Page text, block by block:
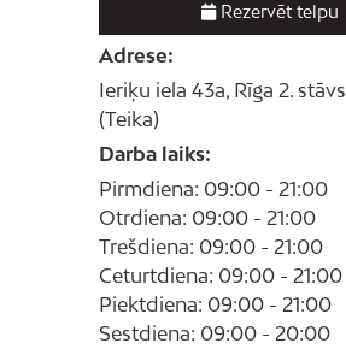
Rezervēt telpu
Adrese:
Ieriķu iela 43a, Rīga2. stāvs
(Teika)
Darba laiks:
Pirmdiena: 09:00 - 21:00
Otrdiena: 09:00 - 21:00
Trešdiena: 09:00 - 21:00
Ceturtdiena: 09:00 - 21:00
Piektdiena: 09:00 - 21:00
Sestdiena: 09:00 - 20:00